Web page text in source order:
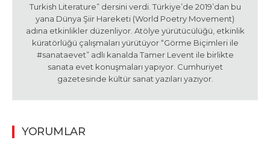
Turkish Literature” dersini verdi. Türkiye’de 2019’dan bu
yana Dünya Şiir Hareketi (World Poetry Movement)
adına etkinlikler düzenliyor. Atölye yürütücülüğü, etkinlik
küratörlüğü çalışmaları yürütüyor “Görme Biçimleri ile
#sanataevet” adlı kanalda Tamer Levent ile birlikte
sanata evet konuşmaları yapıyor. Cumhuriyet
gazetesinde kültür sanat yazıları yazıyor.
YORUMLAR